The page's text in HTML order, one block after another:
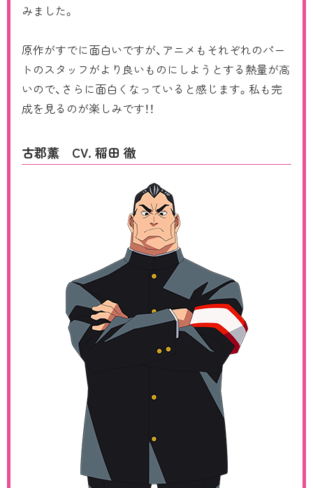
みました。
原作がすでに面白いですが、アニメもそれぞれのパー
トのスタッフがより良いものにしようとする熱量が高
いので、さらに面白くなっていると感じます。私も完
成を見るのが楽しみです！！
古郡薫 CV. 稲田 徹